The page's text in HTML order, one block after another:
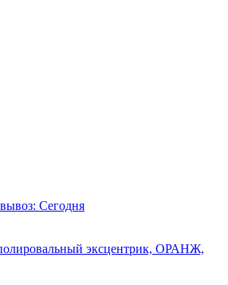
Сегодня
эксцентрик, ОРАНЖ,